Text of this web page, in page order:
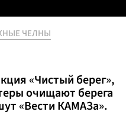
ЧЕЛНЫ
«Чистый берег»,
очищают берега
«Вести КАМАЗа».